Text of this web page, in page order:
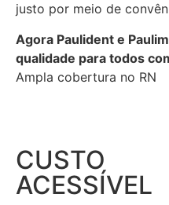
justo por meio de
Agora Paulident e
qualidade para todos
Ampla cobertura no RN
CUSTO
ACESSÍVEL